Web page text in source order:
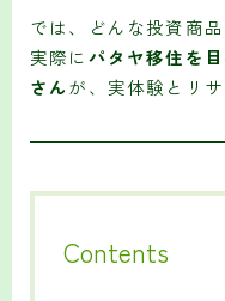
では、どんな投資商
実際にパタヤ移住を
さんが、実体験とリ
Contents